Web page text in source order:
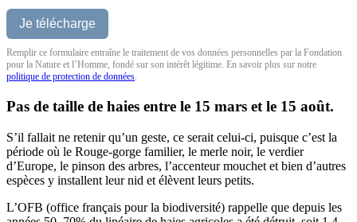
Remplir ce formulaire entraîne le traitement de vos données personnelles par la Fondation
pour la Nature et l’Homme, fondé sur son intérêt légitime. En savoir plus sur notre
politique de protection de données.
Pas de taille de haies entre le 15 mars et le 15 août.
S’il fallait ne retenir qu’un geste, ce serait celui-ci, puisque c’est la
période où le Rouge-gorge familier, le merle noir, le verdier
d’Europe, le pinson des arbres, l’accenteur mouchet et bien d’autres
espèces y installent leur nid et élèvent leurs petits.
L’OFB (office français pour la biodiversité) rappelle que depuis les